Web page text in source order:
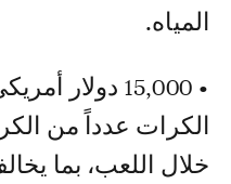
المياه.
• 15,000
الكرات عدداً من
خلال اللعب، بما